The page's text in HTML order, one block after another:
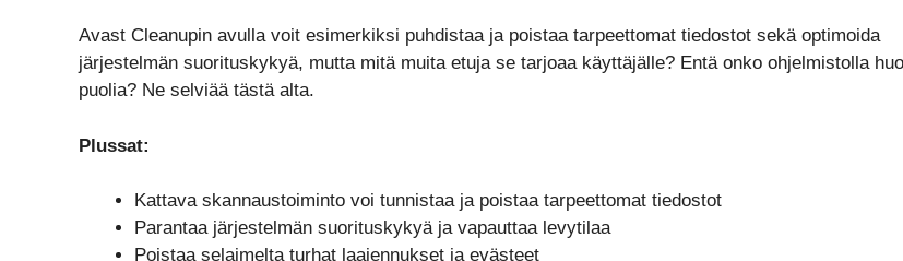
Avast Cleanupin avulla voit esimerkiksi puhdistaa ja poistaa tarpeettomat tiedostot sekä optimoida
järjestelmän suorituskykyä, mutta mitä muita etuja se tarjoaa käyttäjälle? Entä onko ohjelmistolla
puolia? Ne selviää tästä alta.
Plussat:
Kattava skannaustoiminto voi tunnistaa ja poistaa tarpeettomat tiedostot
Parantaa järjestelmän suorituskykyä ja vapauttaa levytilaa
Poistaa selaimelta turhat laajennukset ja evästeet